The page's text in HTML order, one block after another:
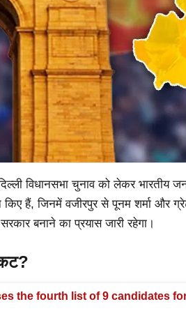
विधानसभा चुनाव को लेकर भारतीय
किए हैं, जिनमें वजीरपुर से पूनम शर्मा और
बनाने का प्रयास जारी रहेगा।
the fourth list of 9 candidates